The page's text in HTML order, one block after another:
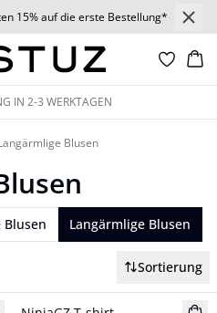
15% auf die erste Bestellung*
IN 2-3 WERKTAGEN
Blusen
Blusen Langärmlige Blusen
Sortierung